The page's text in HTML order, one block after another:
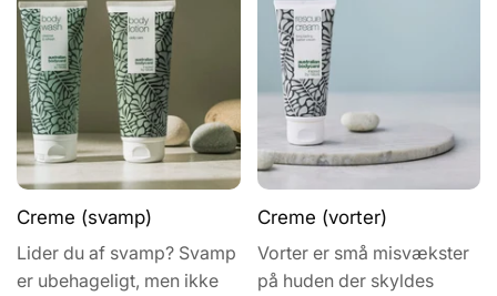
Creme (svamp)
Lider du af svamp? Svamp
er ubehageligt, men ikke
Creme (vorter)
Vorter er små misvækster
på huden der skyldes